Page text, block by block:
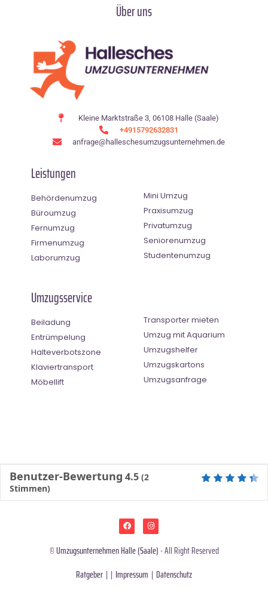
Über uns
Kleine Marktstraße 3, 06108 Halle (Saale)
+4915792632831
anfrage@halleschesumzugsunternehmen.de
Leistungen
Behördenumzug
Büroumzug
Fernumzug
Firmenumzug
Laborumzug
Mini Umzug
Praxisumzug
Privatumzug
Seniorenumzug
Studentenumzug
Umzugsservice
Beiladung
Entrümpelung
Halteverbotszone
Klaviertransport
Möbellift
Transporter mieten
Umzug mit Aquarium
Umzugshelfer
Umzugskartons
Umzugsanfrage
Benutzer-Bewertung 4.5 (2
Stimmen)
©Umzugsunternehmen Halle (Saale) - All Right Reserved
Ratgeber | | Impressum | Datenschutz